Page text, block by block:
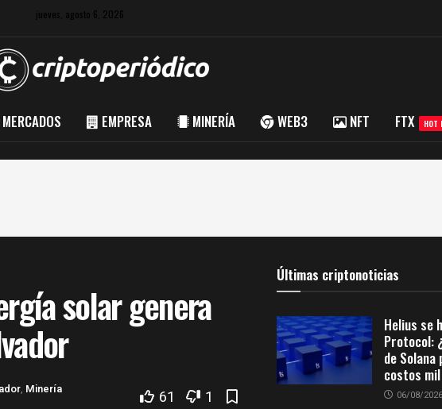
jueves, agosto 6, 2026
MERCADOS EMPRESA MINERÍA WEB3 NFT FTX HOT
solar genera
, Minería
61 1
Últimas criptonoticias
Helius se
Protocol:
de
costos
06/08/2026